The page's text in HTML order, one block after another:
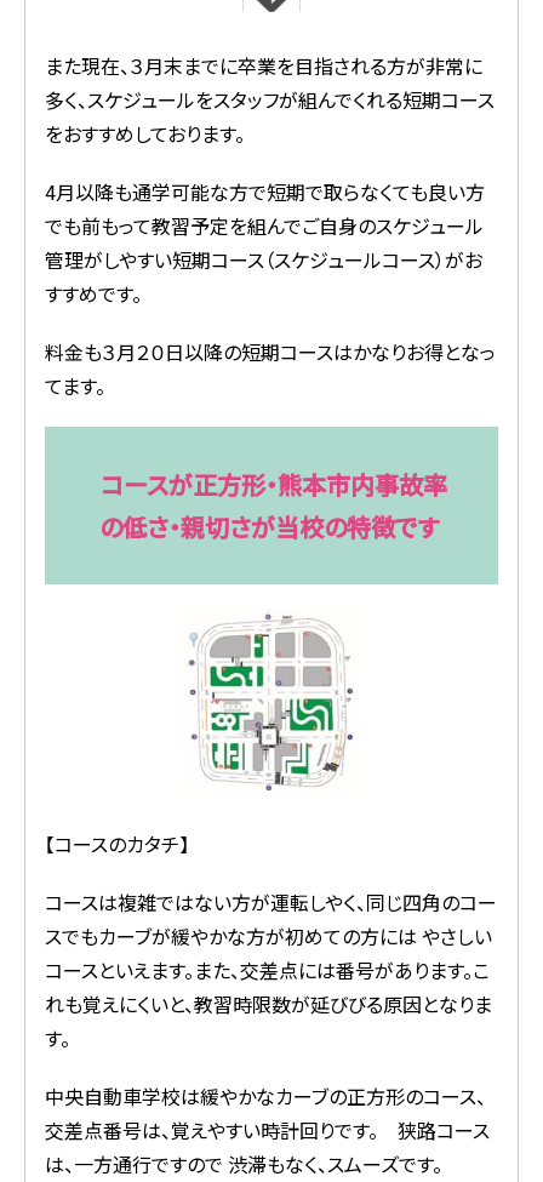
また現在、３月末までに卒業を目指される方が非常に
多く、スケジュールをスタッフが組んでくれる短期コース
をおすすめしております。
4月以降も通学可能な方で短期で取らなくても良い方
でも前もって教習予定を組んでご自身のスケジュール
管理がしやすい短期コース（スケジュールコース）がお
すすめです。
料金も３月２０日以降の短期コースはかなりお得となっ
てます。
コースが正方形・熊本市内事故率
の低さ・親切さが当校の特徴です
【コースのカタチ】
コースは複雑ではない方が運転しやく、同じ四角のコー
スでもカーブが緩やかな方が初めての方には やさしい
コースといえます。また、交差点には番号があります。こ
れも覚えにくいと、教習時限数が延びびる原因となりま
す。
中央自動車学校は緩やかなカーブの正方形のコース、
交差点番号は、覚えやすい時計回りです。 狭路コース
は、一方通行ですので 渋滞もなく、スムーズです。